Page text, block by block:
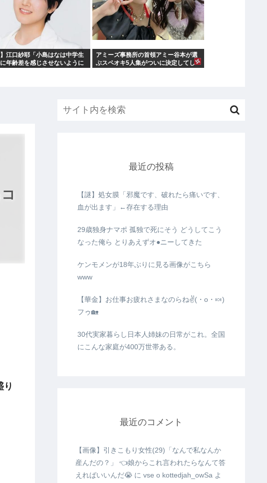
】江口紗耶「小島はなは中学生
年齢差を感じさせないように
アミーズ事務所の首領アミー谷本が選
ぶスペオキ5人集がついに決定してし
り
最近の投稿
【謎】処女膜「邪魔です、破れたら痛いです、
血が出ます」←存在する理由
29歳独身ナマポ 孤独で死にそう どうしてこう
なった俺ら とりあえずオ●ニーしてきた
ケンモメンが18年ぶりに見る画像がこちら
www
【華金】お仕事お疲れさまなのらね✌(・o・🍬)
フゥ🏡
30代実家暮らし日本人姉妹の日常がこれ。全国
にこんな家庭が400万世帯ある。
最近のコメント
【画像】引きこもり女性(29)「なんで私なんか
産んだの？」 👈娘からこれ言われたらなんて答
えればいいんだ😭 に vse o kottedjah_owSa よ